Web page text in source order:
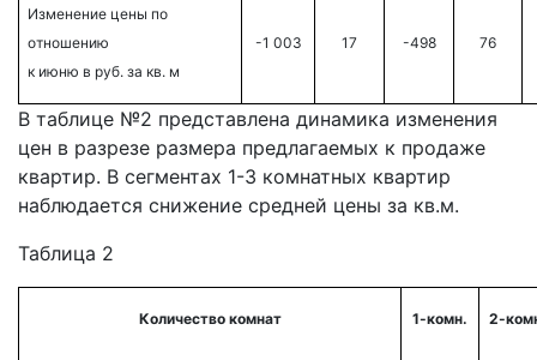
Изменение цены по
отношению
к июню в руб. за кв. м
-1 003 17 -498 76
В таблице №2 представлена динамика изменения
цен в разрезе размера предлагаемых к продаже
квартир. В сегментах 1-3 комнатных квартир
наблюдается снижение средней цены за кв.м.
Таблица 2
Количество комнат 1-комн. 2-